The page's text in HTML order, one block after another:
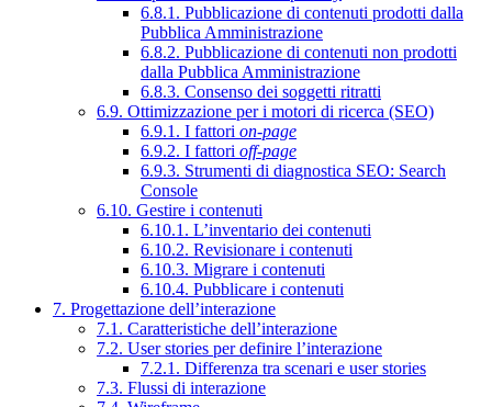
6.8.1. Pubblicazione di contenuti prodotti dalla
Pubblica Amministrazione
6.8.2. Pubblicazione di contenuti non prodotti
dalla Pubblica Amministrazione
6.8.3. Consenso dei soggetti ritratti
6.9. Ottimizzazione per i motori di ricerca (SEO)
6.9.1. I fattori on-page
6.9.2. I fattori off-page
6.9.3. Strumenti di diagnostica SEO: Search
Console
6.10. Gestire i contenuti
6.10.1. L’inventario dei contenuti
6.10.2. Revisionare i contenuti
6.10.3. Migrare i contenuti
6.10.4. Pubblicare i contenuti
7. Progettazione dell’interazione
7.1. Caratteristiche dell’interazione
7.2. User stories per definire l’interazione
7.2.1. Differenza tra scenari e user stories
7.3. Flussi di interazione